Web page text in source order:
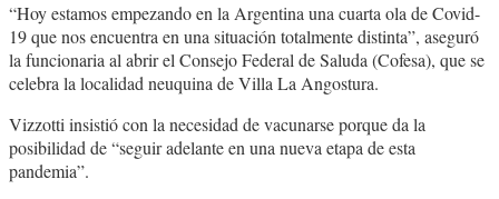
“Hoy estamos empezando en la Argentina una cuarta ola de Covid-
19 que nos encuentra en una situación totalmente distinta”, aseguró
la funcionaria al abrir el Consejo Federal de Saluda (Cofesa), que se
celebra la localidad neuquina de Villa La Angostura.
Vizzotti insistió con la necesidad de vacunarse porque da la
posibilidad de “seguir adelante en una nueva etapa de esta
pandemia”.